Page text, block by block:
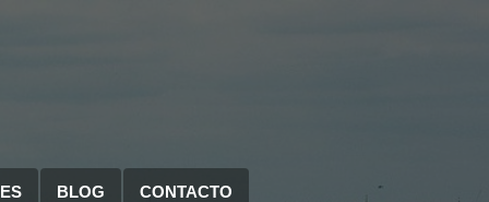
BLOG CONTACTO